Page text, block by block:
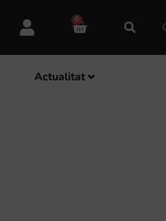
0
Actualitat